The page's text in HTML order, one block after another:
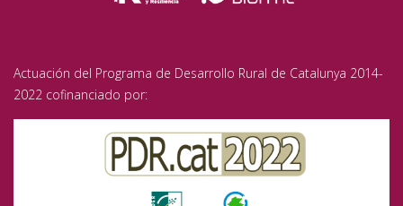
Actuación del Programa de Desarrollo Rural de Catalunya 2014-
2022 cofinanciado por: